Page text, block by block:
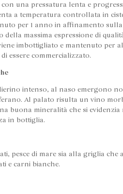
una pressatura lenta e
a temperatura controllata in
per 1 anno in affinamento
massima espressione di
imbottigliato e mantenuto per
essere commercializzato.
intenso, al naso emergono
Al palato risulta un vino
buona mineralità che si evidenzia
in bottiglia.
pesce di mare sia alla griglia che
e carni bianche.